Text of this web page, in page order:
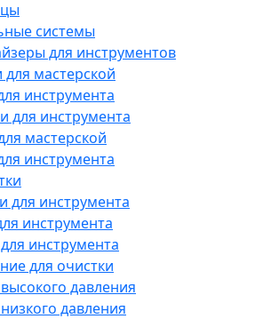
системы
для инструментов
мастерской
инструмента
для инструмента
мастерской
инструмента
для инструмента
инструмента
инструмента
для очистки
давления
давления